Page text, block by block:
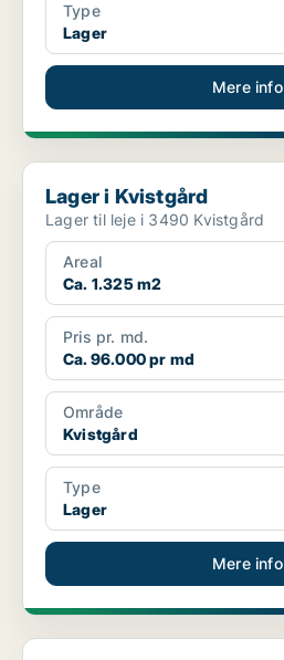
Type
Lager
Mere info
Lager i Kvistgård
Lager i Kvistgård
Lager til leje i 3490 Kvistgård
Areal
Ca. 1.325 m2
Pris pr. md.
Ca. 96.000 pr md
Område
Kvistgård
Type
Lager
Mere info
Lager i Kvistgård